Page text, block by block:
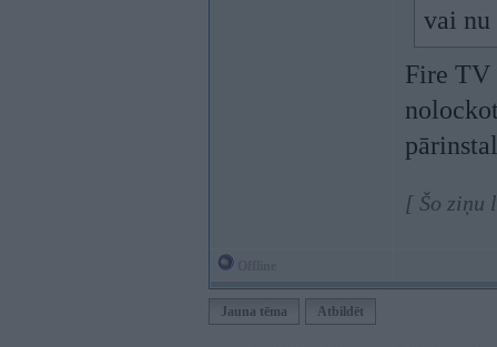
vai nu
Fire TV
[ Šo ziņu
Jauna tēma Atbildēt